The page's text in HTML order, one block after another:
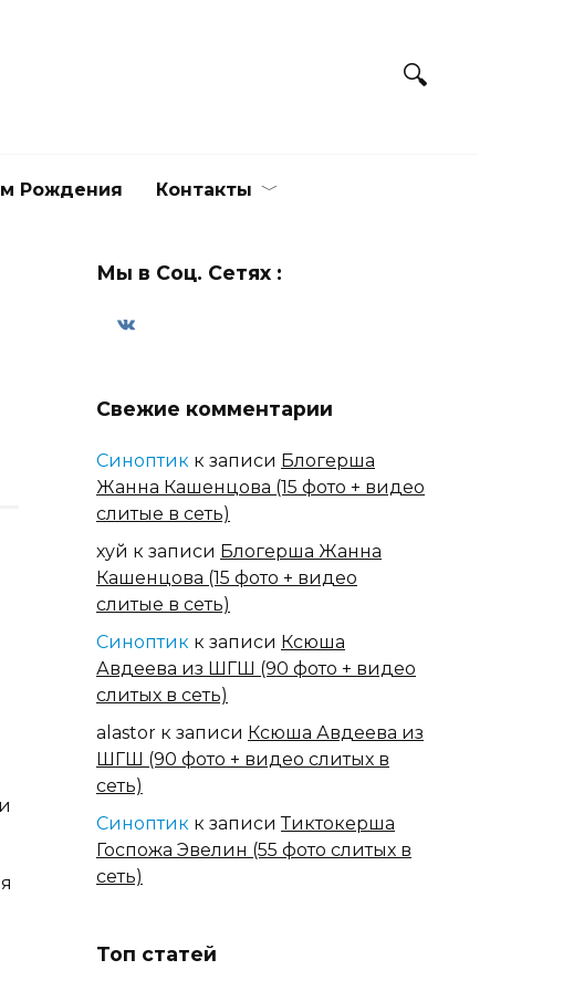
Рождения Контакты
Мы в Соц. Сетях :
Свежие комментарии
Синоптик к записи Блогерша
Жанна Кашенцова (15 фото + видео
слитые в сеть)
хуй к записи Блогерша Жанна
Кашенцова (15 фото + видео
слитые в сеть)
Синоптик к записи Ксюша
Авдеева из ШГШ (90 фото + видео
слитых в сеть)
alastor к записи Ксюша Авдеева из
ШГШ (90 фото + видео слитых в
сеть)
Синоптик к записиТиктокерша
Госпожа Эвелин (55 фото слитых в
сеть)
Топ статей